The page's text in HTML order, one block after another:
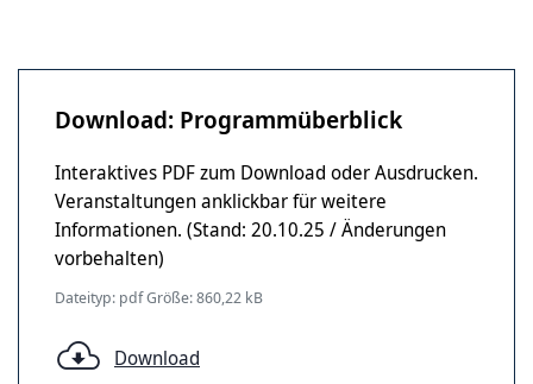
Download: Programmüberblick
Interaktives PDF zum Download oder Ausdrucken.
Veranstaltungen anklickbar für weitere
Informationen. (Stand: 20.10.25 / Änderungen
vorbehalten)
Dateityp: pdf Größe: 860,22 kB
Download